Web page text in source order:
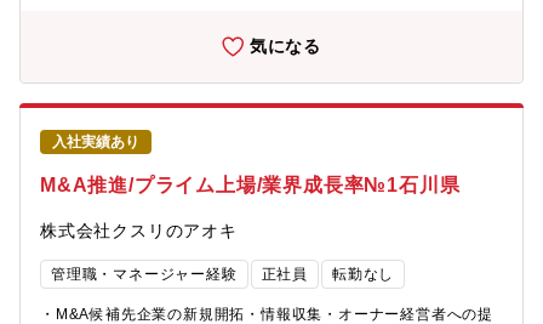
設計を担当します。老朽化した管路について、現地調査やデータ
分析に基づき、どこを優先して整備するか（優先度判断）、どの
ような手法で更新するかを判断しながら設計を進めます。【施設
設計業務】浄水場、下水処理場、ポンプ場などの水インフラ施設
の土木構造物設計（構造計算、土木設計など）を担当します。施
設設計では、土木、機械、電気、建築の社内の各専門家が集ま
り、コミュニケーションを図りながらプロジェクトを進めていき
気になる
入社実績あり
M&A推進/プライム上場/業界成長率№1石川県
株式会社クスリのアオキ
管理職・マネージャー経験 正社員 転勤なし
・M&A候補先企業の新規開拓・情報収集・オーナー経営者への提